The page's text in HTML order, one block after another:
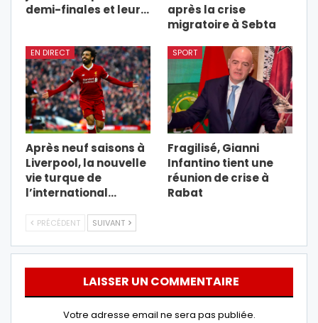
demi-finales et leur…
après la crise
migratoire à Sebta
EN DIRECT
Après neuf saisons à
Liverpool, la nouvelle
vie turque de
l’international…
SPORT
Fragilisé, Gianni
Infantino tient une
réunion de crise à
Rabat
PRÉCÉDENT SUIVANT
LAISSER UN COMMENTAIRE
Votre adresse email ne sera pas publiée.